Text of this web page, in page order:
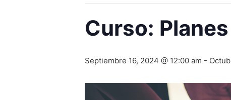
Curso:
Septiembre 16, 2024 @ 12:00 am -